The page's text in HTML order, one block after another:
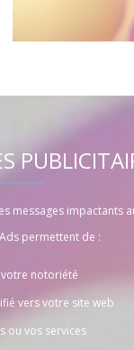
impactants
permettent de :
notoriété
vers votre site web
ou vos services